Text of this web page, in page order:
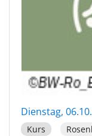
Dienstag,
Kurs